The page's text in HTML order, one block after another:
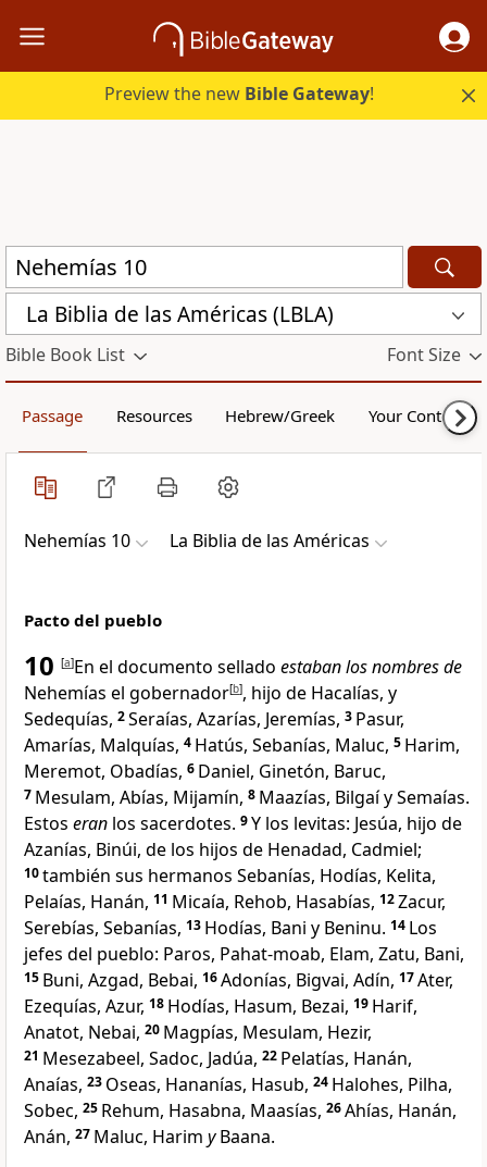
Preview the new Bible Gateway!
La Biblia de las Américas (LBLA)
Bible Book List Font Size
Passage Resources Hebrew/Greek Your Content
Nehemías 10 La Biblia de las Américas
Pacto del pueblo
10 [a]En el documento sellado estaban los nombres de
Nehemías el gobernador[b], hijo de Hacalías, y
Sedequías, 2Seraías, Azarías, Jeremías, 3 Pasur,
Amarías, Malquías, 4 Hatús, Sebanías, Maluc, 5 Harim,
Meremot, Obadías, 6 Daniel, Ginetón, Baruc,
7 Mesulam, Abías, Mijamín, 8 Maazías, Bilgaí y Semaías.
Estos eran los sacerdotes. 9Y los levitas: Jesúa, hijo de
Azanías, Binúi, de los hijos de Henadad, Cadmiel;
10también sus hermanos Sebanías, Hodías, Kelita,
Pelaías, Hanán, 11 Micaía, Rehob, Hasabías, 12Zacur,
Serebías, Sebanías, 13 Hodías, Bani y Beninu. 14 Los
jefes del pueblo: Paros, Pahat-moab, Elam, Zatu, Bani,
15 Buni, Azgad, Bebai, 16Adonías, Bigvai, Adín, 17Ater,
Ezequías, Azur, 18 Hodías, Hasum, Bezai, 19 Harif,
Anatot, Nebai, 20 Magpías, Mesulam, Hezir,
21 Mesezabeel, Sadoc, Jadúa, 22 Pelatías, Hanán,
Anaías, 23 Oseas, Hananías, Hasub, 24 Halohes, Pilha,
Sobec, 25 Rehum, Hasabna, Maasías, 26Ahías, Hanán,
Anán, 27 Maluc, Harim yBaana.